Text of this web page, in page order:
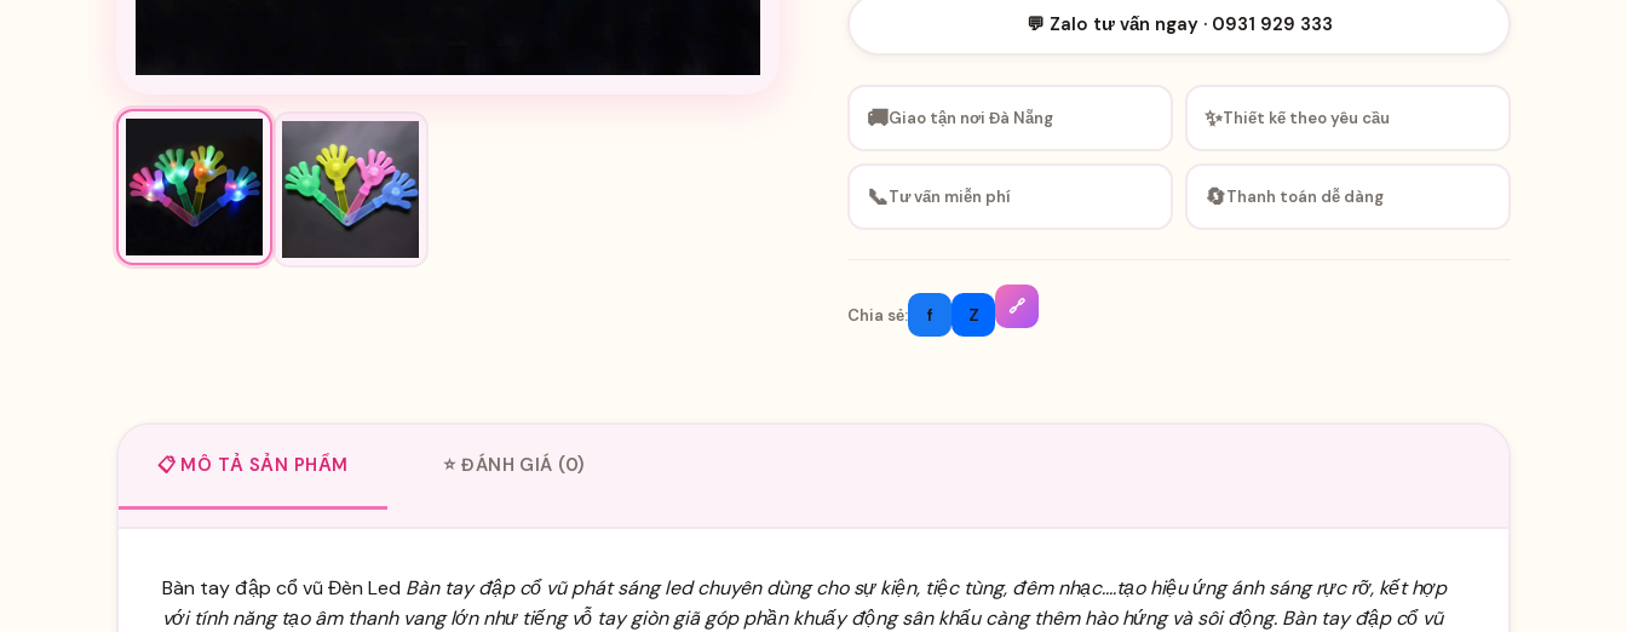
💬 Zalo tư vấn ngay · 0931 929 333
🚚Giao tận nơi Đà Nẵng ✨Thiết kế theo yêu cầu
📞Tư vấn miễn phí 🔄Thanh toán dễ dàng
Chia sẻ: f Z 🔗
📋 MÔ TẢ SẢN PHẨM ⭐ ĐÁNH GIÁ (0)
Bàn tay đập cổ vũ Đèn Led Bàn tay đập cổ vũ phát sáng led chuyên dùng cho sự kiện, tiệc tùng, đêm nhạc....tạo hiệu ứng ánh sáng rực rỡ, kết hợp
với tính năng tạo âm thanh vang lớn như tiếng vỗ tay giòn giã góp phần khuấy động sân khấu càng thêm hào hứng và sôi động. Bàn tay đập cổ vũ